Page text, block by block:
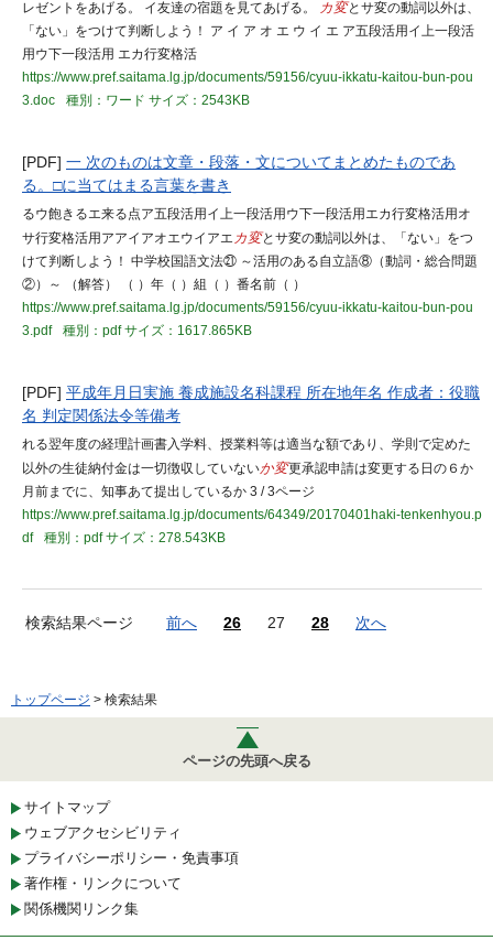
レゼントをあげる。 イ友達の宿題を見てあげる。
カ変とサ変の動詞以外は、
「ない」をつけて判断しよう！ ア イ ア オ エ ウ イ エ ア五段活用イ上一段活
用ウ下一段活用 エカ行変格活
https://www.pref.saitama.lg.jp/documents/59156/cyuu-ikkatu-kaitou-bun-pou
3.doc
種別：ワード サイズ：2543KB
[PDF] 一 次のものは文章・段落・文についてまとめたものであ
る。□に当てはまる言葉を書き
るウ飽きるエ来る点ア五段活用イ上一段活用ウ下一段活用エカ行変格活用オ
サ行変格活用アアイアオエウイアエ カ変とサ変の動詞以外は、「ない」をつ
けて判断しよう！ 中学校国語文法㉑ ～活用のある自立語⑧（動詞・総合問題
②）～ （解答） （ ）年（ ）組（ ）番名前（ ）
https://www.pref.saitama.lg.jp/documents/59156/cyuu-ikkatu-kaitou-bun-pou
3.pdf
種別：pdfサイズ：1617.865KB
[PDF] 平成年月日実施 養成施設名科課程 所在地年名 作成者：役職
名 判定関係法令等備考
れる翌年度の経理計画書入学料、授業料等は適当な額であり、学則で定めた
以外の生徒納付金は一切徴収していないか変更承認申請は変更する日の６か
月前までに、知事あて提出しているか 3 / 3ページ
https://www.pref.saitama.lg.jp/documents/64349/20170401haki-tenkenhyou.p
df
種別：pdfサイズ：278.543KB
検索結果ページ 前へ 26 27 28 次へ
トップページ > 検索結果
ページの先頭へ戻る
サイトマップ
ウェブアクセシビリティ
プライバシーポリシー・免責事項
著作権・リンクについて
関係機関リンク集